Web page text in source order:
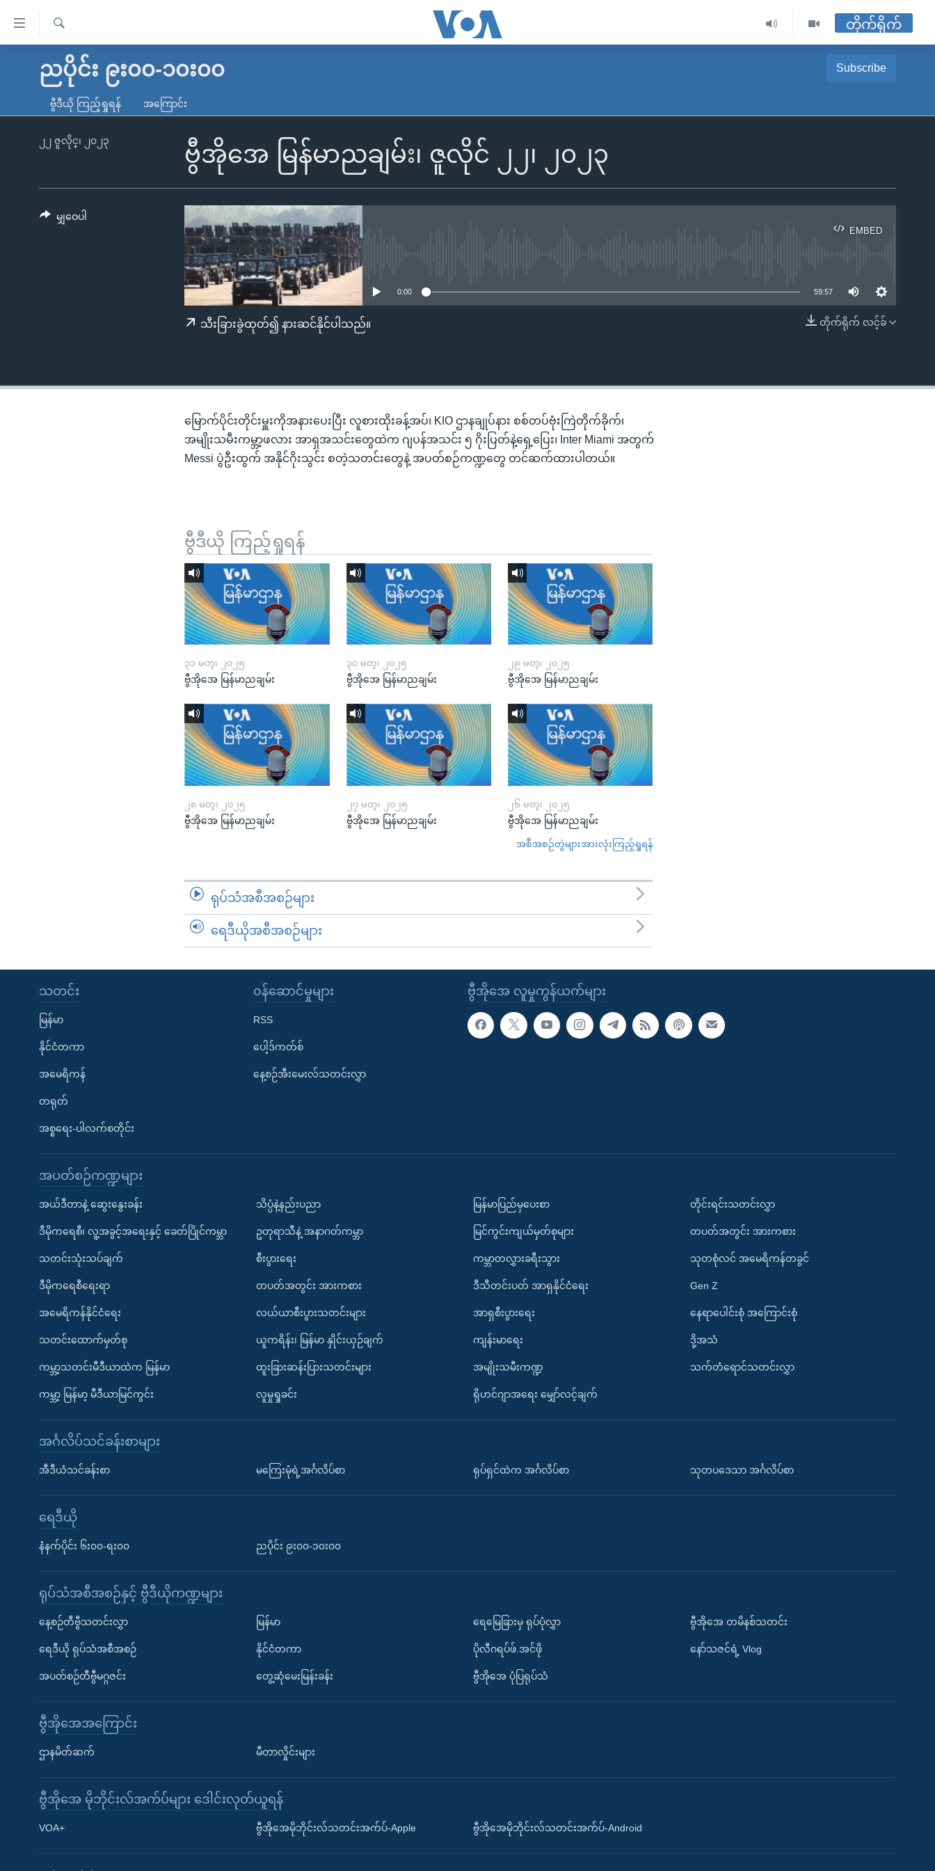
လွယ်ကူ
သည့်
ကျော်
မူလစာမျက်နှာ
ကမ္ဘာ့သတင်းများ
နိုင်ငံတကာ
တရုတ်
အစ္စရေး-ပါလက်စတိုင်း
ရပ်ဝန်းတခု လမ်းတခု အလွန်
အင်္ဂလိပ်စာလေ့လာမယ်
Learning English
ရ
လာ
တိုက်ရိုက်
ညပိုင်း ၉း၀၀-၁၀း၀၀ Subscribe
Apple Podcasts
Spotify
ဗွီဒီယို ကြည့်ရှုရန် အကြောင်း
ဗွီအိုအေ မြန်မာညချမ်း၊ ဇူလိုင် ၂၂၊ ၂၀၂၃
၂၂ ဇူလိုင္၊ ၂၀၂၃
EMBED
EMBED
0:00 59:57
တိုက်ရိုက် လင့်ခ်
သီးခြားခွဲထုတ်၍ နားဆင်နိုင်ပါသည်။
မျှဝေပါ
မြောက်ပိုင်းတိုင်းမှူးကိုအနားပေးပြီး လူစားထိုးခန့်အပ်၊ KIO ဌာနချုပ်နား စစ်တပ်ဗုံးကြဲတိုက်ခိုက်၊
အမျိုးသမီးကမ္ဘာ့ဖလား အာရှအသင်းတွေထဲက ဂျပန်အသင်း ၅ ဂိုးပြတ်နဲ့ရှေ့ပြေး၊ Inter Miami အတွက်
Messi ပွဲဦးထွက် အနိုင်ဂိုးသွင်း စတဲ့သတင်းတွေနဲ့ အပတ်စဉ်ကဏ္ဍတွေ တင်ဆက်ထားပါတယ်။
ဗွီဒီယို ကြည့်ရှုရန်
၃၁ မတ္၊ ၂၀၂၅
ဗွီအိုအေ မြန်မာညချမ်း
၃၀ မတ္၊ ၂၀၂၅
ဗွီအိုအေ မြန်မာညချမ်း
၂၉ မတ္၊ ၂၀၂၅
ဗွီအိုအေ မြန်မာညချမ်း
၂၈ မတ္၊ ၂၀၂၅
ဗွီအိုအေ မြန်မာညချမ်း
၂၇ မတ္၊ ၂၀၂၅
ဗွီအိုအေ မြန်မာညချမ်း
၂၆ မတ္၊ ၂၀၂၅
ဗွီအိုအေ မြန်မာညချမ်း
အစီအစဉ်တွဲများအားလုံးကြည့်ရှုရန်
ရုပ်သံအစီအစဉ်များ
ရေဒီယိုအစီအစဉ်များ
ဗွီအိုအေ လူမှုကွန်ယက်များ
သတင်း
မြန်မာ
နိုင်ငံတကာ
အမေရိကန်
တရုတ်
အစ္စရေး-ပါလက်စတိုင်း
၀န်ဆောင်မှုများ
RSS
ပေါ့ဒ်ကတ်စ်
နေ့စဉ်အီးမေးလ်သတင်းလွှာ
အပတ်စဉ်ကဏ္ဍများ
အယ်ဒီတာနဲ့ ဆွေးနွေးခန်း
ဒီမိုကရေစီ၊ လူ့အခွင့်အရေးနှင့် ခေတ်ပြိုင်ကမ္ဘာ
သတင်းသုံးသပ်ချက်
ဒီမိုကရေစီရေးရာ
အမေရိကန်နိုင်ငံရေး
သတင်းထောက်မှတ်စု
ကမ္ဘာ့သတင်းမီဒီယာထဲက မြန်မာ
ကမ္ဘာ့ မြန်မာ့ မီဒီယာမြင်ကွင်း
သိပ္ပံနဲ့နည်းပညာ
ဥတုရာသီနဲ့ အနာဂတ်ကမ္ဘာ
စီးပွားရေး
တပတ်အတွင်း အားကစား
လယ်ယာစီးပွားသတင်းများ
ယူကရိန်း၊ မြန်မာ နှိုင်းယှဉ်ချက်
ထူးခြားဆန်းပြားသတင်းများ
လူမှုရှုခင်း
မြန်မာပြည်မှပေးစာ
မြင်ကွင်းကျယ်မှတ်စုများ
ကမ္ဘာတလွှားခရီးသွား
ဒီသီတင်းပတ် အာရှနိုင်ငံရေး
အာရှစီးပွားရေး
ကျန်းမာရေး
အမျိုးသမီးကဏ္ဍ
ရိုဟင်ဂျာအရေး မျှော်လင့်ချက်
တိုင်းရင်းသတင်းလွှာ
တပတ်အတွင်း အားကစား
သုတစုံလင် အမေရိကန်တခွင်
Gen Z
နေရာပေါင်းစုံ အကြောင်းစုံ
ဒို့အသံ
သက်တံရောင်သတင်းလွှာ
အင်္ဂလိပ်သင်ခန်းစာများ
အီဒီယံသင်ခန်းစာ မကြေးမုံရဲ့အင်္ဂလိပ်စာ ရုပ်ရှင်ထဲက အင်္ဂလိပ်စာ သုတပဒေသာ အင်္ဂလိပ်စာ
ရေဒီယို
နံနက်ပိုင်း ၆း၀၀-ရး၀၀ ညပိုင်း ၉း၀၀-၁၀း၀၀
ရုပ်သံအစီအစဉ်နှင့် ဗွီဒီယိုကဏ္ဍများ
နေ့စဉ်တီဗွီသတင်းလွှာ
ရေဒီယို ရုပ်သံအစီအစဉ်
အပတ်စဉ်တီဗွီမဂ္ဂဇင်း
မြန်မာ
နိုင်ငံတကာ
တွေ့ဆုံမေးမြန်းခန်း
ရေမြေခြားမှ ရုပ်ပုံလွှာ
ပိုလီဂရပ်ဖ်.အင်ဖို
ဗွီအိုအေ ပုံပြရုပ်သံ
ဗွီအိုအေ တမိနစ်သတင်း
နော်သဇင်ရဲ့ Vlog
ဗွီအိုအေအကြောင်း
ဌာနမိတ်ဆက် မီတာလှိုင်းများ
ဗွီအိုအေ မိုဘိုင်းလ်အက်ပ်များ ဒေါင်းလုတ်ယူရန်
VOA+ ဗွီအိုအေမိုဘိုင်းလ်သတင်းအက်ပ်-Apple ဗွီအိုအေမိုဘိုင်းလ်သတင်းအက်ပ်-Android